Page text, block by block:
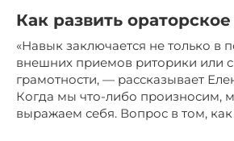
Как развить
«Навык заключается не только в
внешних приемов риторики или
грамотности, — рассказывает
Когда мы что-либо произносим,
выражаем себя. Вопрос в том,